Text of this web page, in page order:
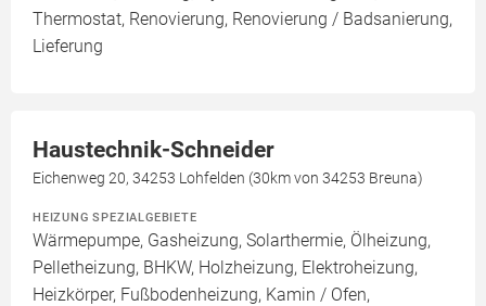
Thermostat, Renovierung, Renovierung / Badsanierung,
Lieferung
Haustechnik-Schneider
Eichenweg 20, 34253 Lohfelden (30km von 34253 Breuna)
HEIZUNG SPEZIALGEBIETE
Wärmepumpe, Gasheizung, Solarthermie, Ölheizung,
Pelletheizung, BHKW, Holzheizung, Elektroheizung,
Heizkörper, Fußbodenheizung, Kamin / Ofen,